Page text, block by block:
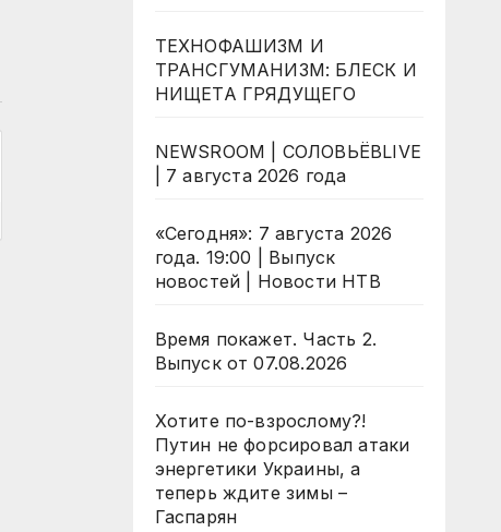
ТЕХНОФАШИЗМ И
ТРАНСГУМАНИЗМ: БЛЕСК И
НИЩЕТА ГРЯДУЩЕГО
NEWSROOM | СОЛОВЬЁВLIVE
| 7 августа 2026 года
«Сегодня»: 7 августа 2026
года. 19:00 | Выпуск
новостей | Новости НТВ
Время покажет. Часть 2.
Выпуск от 07.08.2026
Хотите по-взрослому?!
Путин не форсировал атаки
энергетики Украины, а
теперь ждите зимы –
Гаспарян